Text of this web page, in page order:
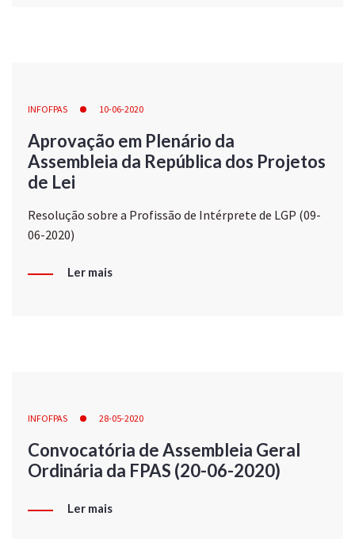
INFOFPAS 10-06-2020
Aprovação em Plenário da
Assembleia da República dos Projetos
de Lei
Resolução sobre a Profissão de Intérprete de LGP (09-
06-2020)
Ler mais
INFOFPAS 28-05-2020
Convocatória de Assembleia Geral
Ordinária da FPAS (20-06-2020)
Ler mais